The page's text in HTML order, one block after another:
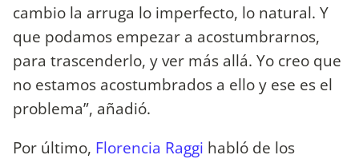
cambio la arruga lo imperfecto, lo natural. Y
que podamos empezar a acostumbrarnos,
para trascenderlo, y ver más allá. Yo creo que
no estamos acostumbrados a ello y ese es el
problema”, añadió.
Por último, Florencia Raggi habló de los